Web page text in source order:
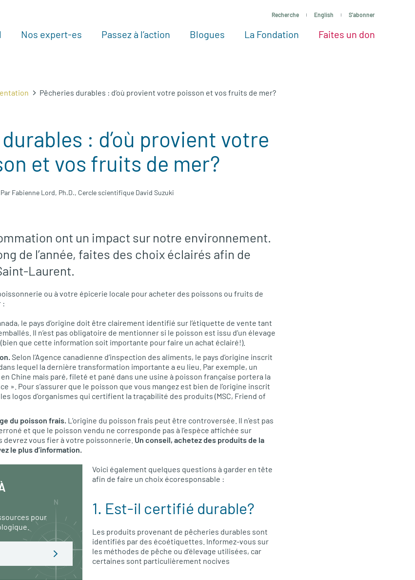
Recherche English S'abonner
Voir tous les projets
Nos expert-es Nos Experts
Passez à l’action Passez à l’action
Blogues La FondationLa Fondation
Faites un don
Autres façons de faire un don
Pêcheries durables : d’où provient votre poisson et vos fruits de mer?
: d’où provient votre
et vos fruits de mer?
Par Fabienne Lord, Ph.D., Cercle scientifique David Suzuki
ont un impact sur notre environnement.
de l’année, faites des choix éclairés afin de
Laurent.
ou à votre épicerie locale pour acheter des poissons ou fruits de
:
le pays d’origine doit être clairement identifié sur l’étiquette de vente tant
Il n’est pas obligatoire de mentionner si le poisson est issu d’un élevage
(bien que cette information soit importante pour faire un achat éclairé!).
Selon l’Agence canadienne d’inspection des aliments, le pays d’origine inscrit
lequel la dernière transformation importante a eu lieu. Par exemple, un
Chine mais paré, fileté et pané dans une usine à poisson française portera la
». Pour s’assurer que le poisson que vous mangez est bien de l’origine inscrit
logos d’organismes qui certifient la traçabilité des produits (MSC, Friend of
du poisson frais. L’origine du poisson frais peut être controversée. Il n’est pas
et que le poisson vendu ne corresponde pas à l’espèce affichée sur
devrez vous fier à votre poissonnerie. Un conseil, achetez des produits de la
le plus d’information.
pour
Voici également quelques questions à garder en tête
afin de faire un choix écoresponsable :
1. Est-il certifié durable?
Les produits provenant de pêcheries durables sont
identifiés par des écoétiquettes. Informez-vous sur
les méthodes de pêche ou d’élevage utilisées, car
certaines sont particulièrement nocives